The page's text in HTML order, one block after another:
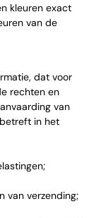
kleuren exact
van de
dat voor
rechten en
van
in het
van verzending;